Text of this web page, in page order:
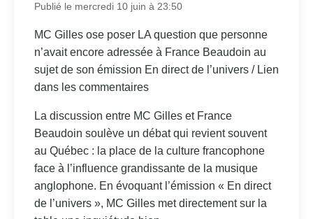
Publié le mercredi 10 juin à 23:50
MC Gilles ose poser LA question que personne
n’avait encore adressée à France Beaudoin au
sujet de son émission En direct de l’univers / Lien
dans les commentaires
La discussion entre MC Gilles et France
Beaudoin soulève un débat qui revient souvent
au Québec : la place de la culture francophone
face à l’influence grandissante de la musique
anglophone. En évoquant l’émission « En direct
de l’univers », MC Gilles met directement sur la